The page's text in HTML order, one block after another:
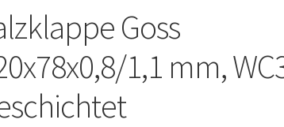
Goss
1,1 mm,